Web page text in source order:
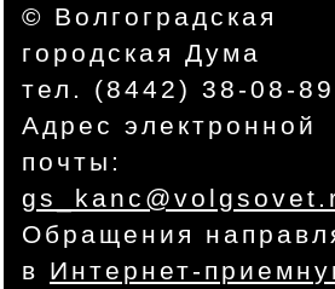
© Волгоградская
городская Дума
тел. (8442) 38-08-
Адрес электронной
почты:
Обращения
в Интернет-